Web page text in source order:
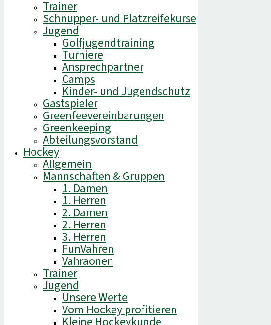
Trainer
Schnupper- und Platzreifekurse
Jugend
Golfjugendtraining
Turniere
Ansprechpartner
Camps
Kinder- und Jugendschutz
Gastspieler
Greenfeevereinbarungen
Greenkeeping
Abteilungsvorstand
Hockey
Allgemein
Mannschaften & Gruppen
1. Damen
1. Herren
2. Damen
2. Herren
3. Herren
FunVahren​
Vahraonen
Trainer
Jugend
Unsere Werte
Vom Hockey profitieren